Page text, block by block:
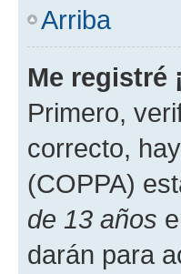
Arriba
Me registré
Primero,
correcto,
(COPPA)
de 13 años
darán para